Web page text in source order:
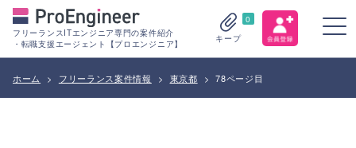
フリーランスITエンジニア専門の案件紹介
・転職支援エージェント【プロエンジニア】
0
キープ
ホーム > フリーランス案件情報 > 東京都 > 78ページ目